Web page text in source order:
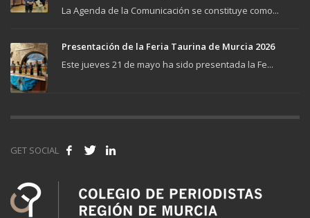
La Agenda de la Comunicación se constituye como...
Presentación de la Feria Taurina de Murcia 2026
Este jueves 21 de mayo ha sido presentada la Fe...
GET SOCIAL